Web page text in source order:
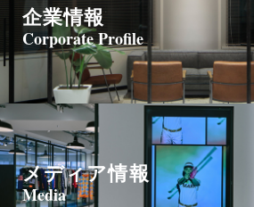
企業情報
Corporate Profile
メディア情報
Media